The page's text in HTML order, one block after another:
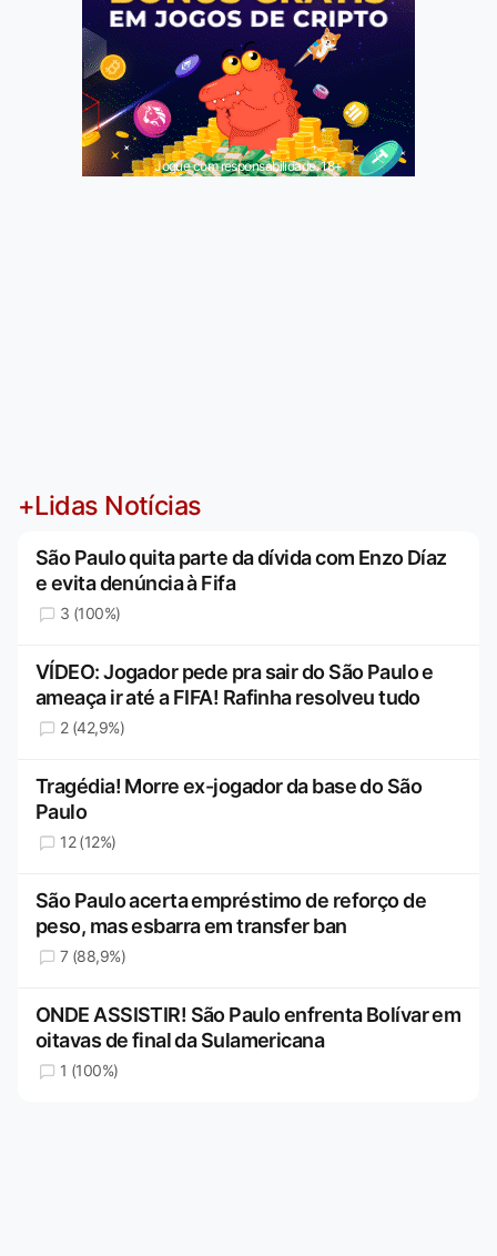
Jogue com responsabilidade. 18+
+Lidas Notícias
São Paulo quita parte da dívida com Enzo Díaz
e evita denúncia à Fifa
3 (100%)
VÍDEO: Jogador pede pra sair do São Paulo e
ameaça ir até a FIFA! Rafinha resolveu tudo
2 (42,9%)
Tragédia! Morre ex-jogador da base do São
Paulo
12 (12%)
São Paulo acerta empréstimo de reforço de
peso, mas esbarra em transfer ban
7 (88,9%)
ONDE ASSISTIR! São Paulo enfrenta Bolívar em
oitavas de final da Sulamericana
1 (100%)